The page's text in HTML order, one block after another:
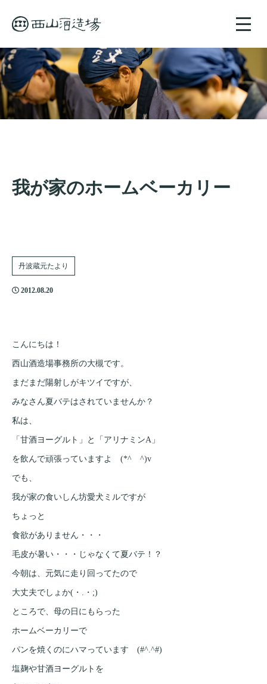
toggle
我が家のホームベーカリー
丹波蔵元たより
2012.08.20
こんにちは！
西山酒造場事務所の大槻です。
まだまだ陽射しがキツイですが、
みなさん夏バテはされていませんか？
私は、
「甘酒ヨーグルト」と「アリナミンA」
を飲んで頑張っていますよ (*^ ^)v
でも、
我が家の食いしん坊愛犬ミルですが
ちょっと
食欲がありません・・・
毛皮が暑い・・・じゃなくて夏バテ！？
今朝は、元気に走り回ってたので
大丈夫でしょか(・.・;)
ところで、母の日にもらった
ホームベーカリーで
パンを焼くのにハマっています (#^.^#)
塩麹や甘酒ヨーグルトを